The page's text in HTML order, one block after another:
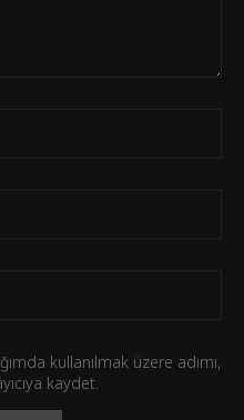
kullanılmak üzere adımı,
kaydet.